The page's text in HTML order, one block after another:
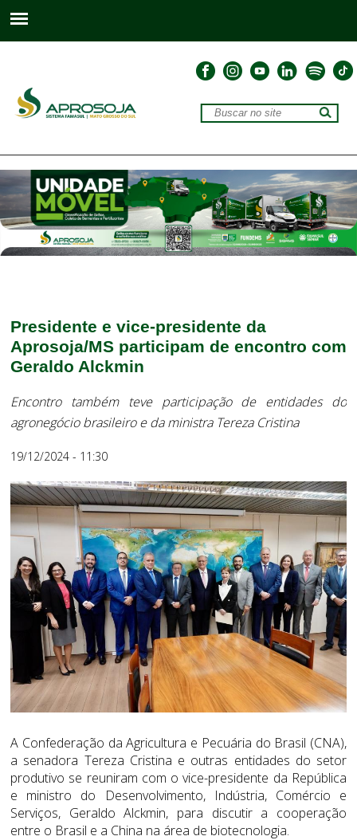
Presidente e vice-presidente da
Aprosoja/MS participam de encontro com
Geraldo Alckmin
Encontro também teve participação de entidades do
agronegócio brasileiro e da ministra Tereza Cristina
19/12/2024 - 11:30
A Confederação da Agricultura e Pecuária do Brasil (CNA),
a senadora Tereza Cristina e outras entidades do setor
produtivo se reuniram com o vice-presidente da República
e ministro do Desenvolvimento, Indústria, Comércio e
Serviços, Geraldo Alckmin, para discutir a cooperação
entre o Brasil e a China na área de biotecnologia.